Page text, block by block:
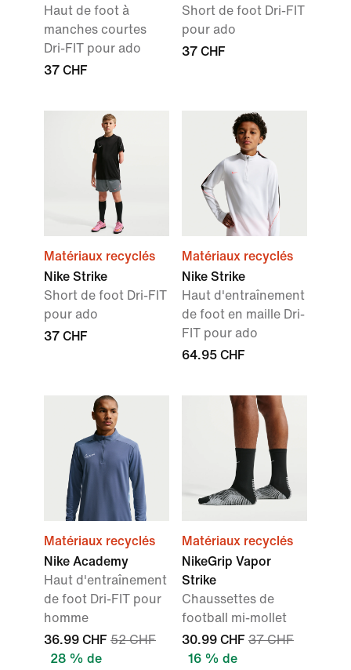
Haut de foot à
manches courtes
Dri-FIT pour ado
37 CHF
Short de foot Dri-FIT
pour ado
37 CHF
Matériaux recyclés
Nike Strike
Short de foot Dri-FIT
pour ado
37 CHF
Matériaux recyclés
Nike Strike
Haut d'entraînement
de foot en maille Dri-
FIT pour ado
64.95 CHF
Matériaux recyclés
Nike Academy
Haut d'entraînement
de foot Dri-FIT pour
homme
36.99 CHF 52 CHF
28 % de
Matériaux recyclés
NikeGrip Vapor
Strike
Chaussettes de
football mi-mollet
30.99 CHF 37 CHF
16 % de